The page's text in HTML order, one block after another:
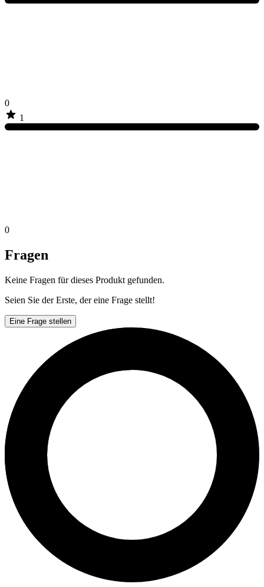
0
1
0
Fragen
Keine Fragen für dieses Produkt gefunden.
Seien Sie der Erste, der eine Frage stellt!
Eine Frage stellen